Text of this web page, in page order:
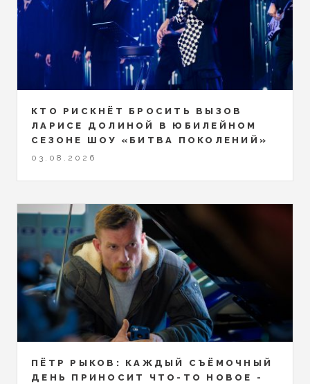
КТО РИСКНЁТ БРОСИТЬ ВЫЗОВ
ЛАРИСЕ ДОЛИНОЙ В ЮБИЛЕЙНОМ
СЕЗОНЕ ШОУ «БИТВА ПОКОЛЕНИЙ»
03.08.2026
ПЁТР РЫКОВ: КАЖДЫЙ СЪЁМОЧНЫЙ
ДЕНЬ ПРИНОСИТ ЧТО-ТО НОВОЕ -